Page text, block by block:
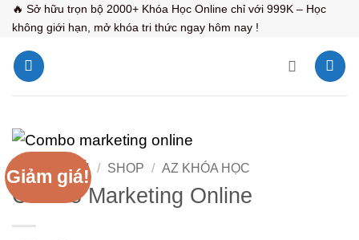
Bỏ
qua
nội
dung
🔥 Sở hữu trọn bộ 2000+ Khóa Học Online chỉ với 999K – Học
không giới hạn, mở khóa tri thức ngay hôm nay !
Giảm giá!
TRANG CHỦ / SHOP / AZ KHÓA HỌC
Combo Marketing Online